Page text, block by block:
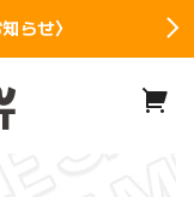
らせ〉